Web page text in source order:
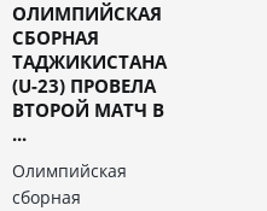
ОЛИМПИЙСКАЯ
СБОРНАЯ
ТАДЖИКИСТАНА
(U-23) ПРОВЕЛА
ВТОРОЙ МАТЧ В
...
Олимпийская
сборная